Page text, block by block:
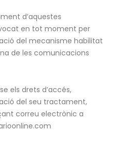
d’aquestes
en tot moment per
del mecanisme habilitat
de les comunicacions
els drets d’accés,
del seu tractament,
correu electrònic a